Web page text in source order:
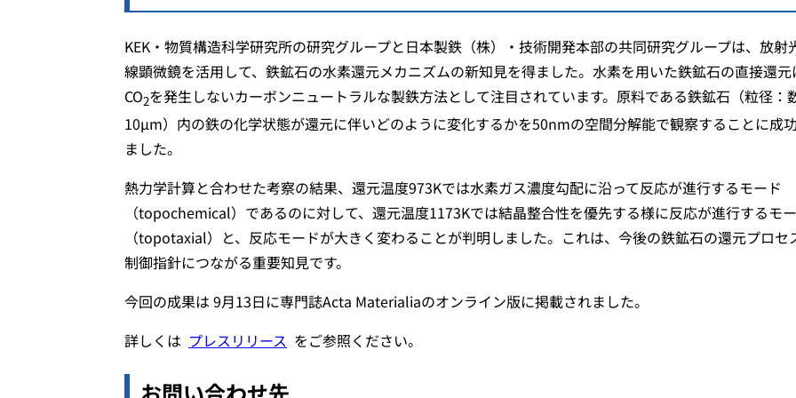
KEK・物質構造科学研究所の研究グループと日本製鉄（株）・技術開発本部の共同研究グループは、放射
線顕微鏡を活用して、鉄鉱石の水素還元メカニズムの新知見を得ました。水素を用いた鉄鉱石の直接還元
CO2を発生しないカーボンニュートラルな製鉄方法として注目されています。原料である鉄鉱石（粒径：
10μm）内の鉄の化学状態が還元に伴いどのように変化するかを50nmの空間分解能で観察することに成
ました。
熱力学計算と合わせた考察の結果、還元温度973Kでは水素ガス濃度勾配に沿って反応が進行するモード
（topochemical）であるのに対して、還元温度1173Kでは結晶整合性を優先する様に反応が進行するモ
（topotaxial）と、反応モードが大きく変わることが判明しました。これは、今後の鉄鉱石の還元プロセ
制御指針につながる重要知見です。
今回の成果は 9月13日に専門誌Acta Materialiaのオンライン版に掲載されました。
詳しくは プレスリリース をご参照ください。